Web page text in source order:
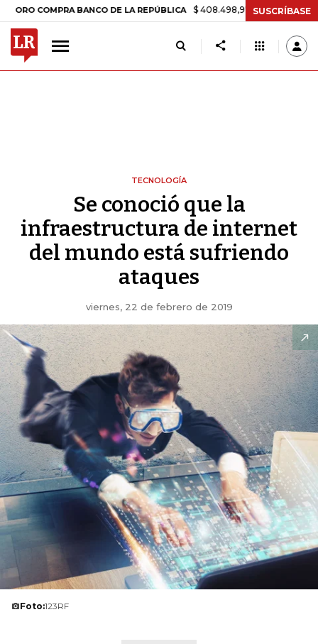
BANCO DE LA REPÚBLICA $ 408.498,97 +$ 8.753,81 +2,19%
SUSCRÍBASE
TECNOLOGÍA
Se conoció que la
infraestructura de internet
del mundo está sufriendo
ataques
viernes, 22 de febrero de 2019
Foto:123RF